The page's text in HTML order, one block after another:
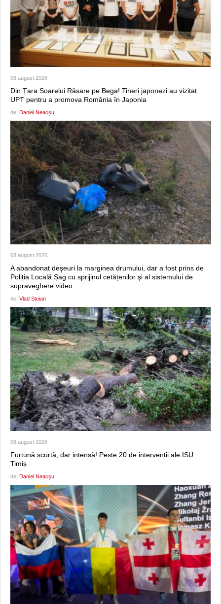
08 august 2026
Din Țara Soarelui Răsare pe Bega! Tineri japonezi au vizitat
UPT pentru a promova România în Japonia
de: Daniel Neacșu
08 august 2026
A abandonat deşeuri la marginea drumului, dar a fost prins de
Poliția Locală Șag cu sprijinul cetățenilor şi al sistemului de
supraveghere video
de: Vlad Stoian
08 august 2026
Furtună scurtă, dar intensă! Peste 20 de intervenții ale ISU
Timiș
de: Daniel Neacșu